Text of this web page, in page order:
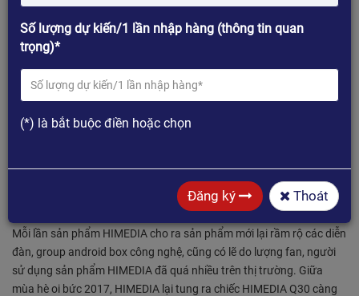
ĐÁNH GIÁ CHIẾC HIMEDIA Q30 - ĐÁNG ĐỒNG
Mỗi lần sản phẩm HIMEDIA cho ra sản phẩm mới lại rầm rộ các diễn
đàn, group android box công nghệ, cũng có lẽ do lượng fan, người
sử dụng sản phẩm HIMEDIA đã quá nhiều trên thị trường. Giữa
mùa hè oi bức 2017, HIMEDIA lại tung ra chiếc HIMEDIA Q30 càng
Số lượng dự kiến/1 lần nhập hàng (thông tin quan
trọng)*
(*) là bắt buộc điền hoặc chọn
Đăng ký Thoát